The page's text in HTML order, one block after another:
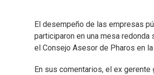
El desempeño de las empresas
participaron en una mesa
el Consejo Asesor de Pharos en
En sus comentarios, el ex